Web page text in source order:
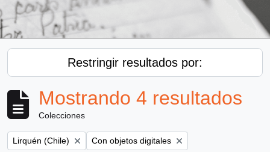
Restringir resultados por:
Mostrando 4 resultados
Colecciones
Remove filter:
Lirquén (Chile) Remove filter:
Con objetos digitales